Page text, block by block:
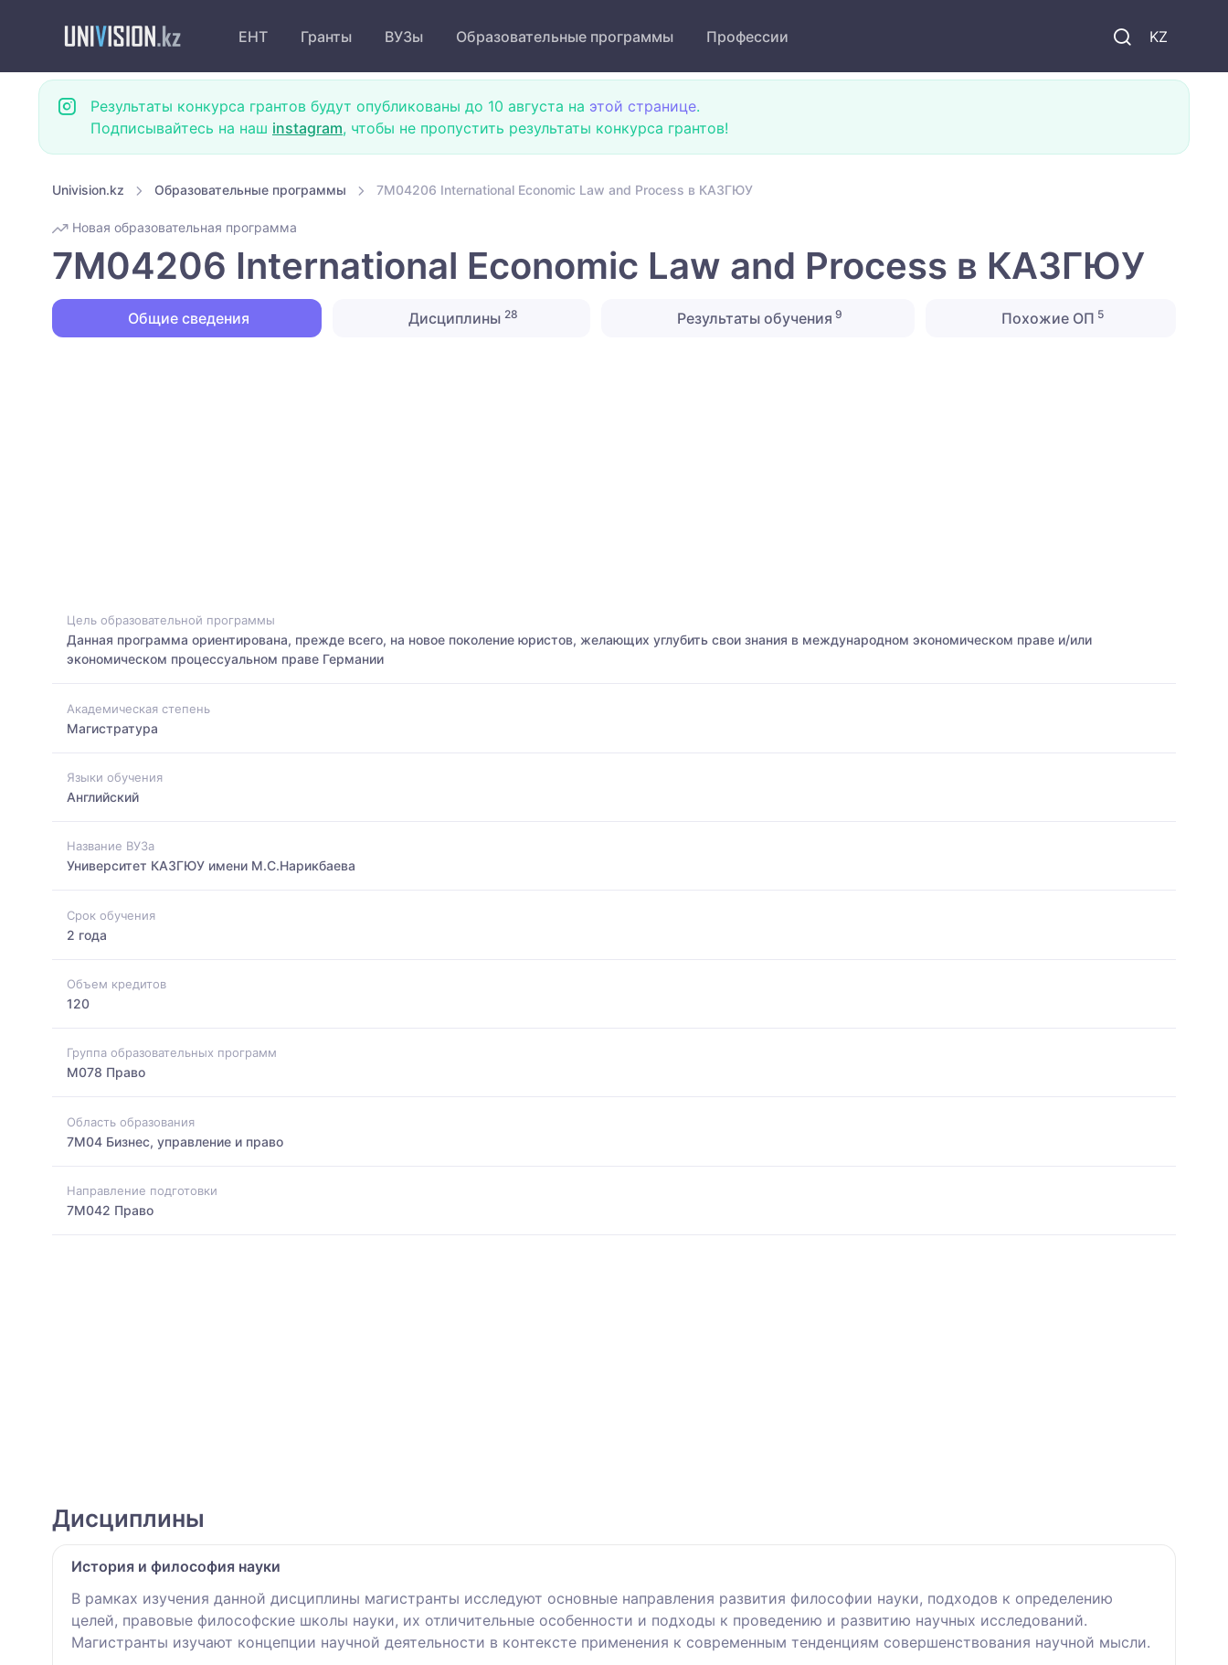
KZ
ЕНТ Гранты ВУЗы Образовательные программы Профессии
Результаты конкурса грантов будут опубликованы до 10 августа на этой странице.
Подписывайтесь на наш instagram, чтобы не пропустить результаты конкурса грантов!
Univision.kz Образовательные программы 7M04206 International Economic Law and Process в КАЗГЮУ
Новая образовательная программа
7M04206 International Economic Law and Process в КАЗГЮУ
Общие сведения Дисциплины 28 Результаты обучения 9 Похожие ОП 5
Цель образовательной программы
Данная программа ориентирована, прежде всего, на новое поколение юристов, желающих углубить свои знания в международном экономическом праве и/или
экономическом процессуальном праве Германии
Академическая степень
Магистратура
Языки обучения
Английский
Название ВУЗа
Университет КАЗГЮУ имени М.С.Нарикбаева
Срок обучения
2 года
Объем кредитов
120
Группа образовательных программ
M078 Право
Область образования
7M04 Бизнес, управление и право
Направление подготовки
7M042 Право
Дисциплины
История и философия науки
В рамках изучения данной дисциплины магистранты исследуют основные направления развития философии науки, подходов к определению
целей, правовые философские школы науки, их отличительные особенности и подходы к проведению и развитию научных исследований.
Магистранты изучают концепции научной деятельности в контексте применения к современным тенденциям совершенствования научной мысли.